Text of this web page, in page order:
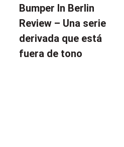
Bumper In Berlin
Review – Una serie
derivada que está
fuera de tono